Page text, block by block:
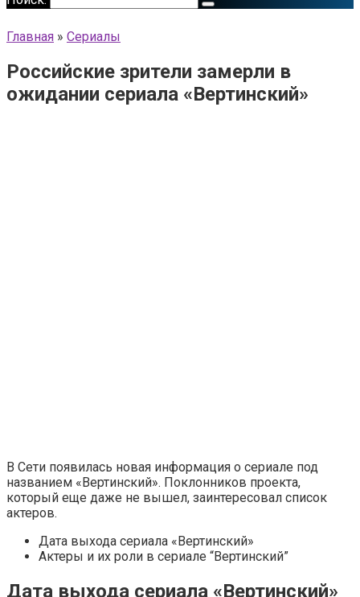
Главная » Сериалы
Российские зрители замерли в
ожидании сериала «Вертинский»
В Сети появилась новая информация о сериале под
названием «Вертинский». Поклонников проекта,
который еще даже не вышел, заинтересовал список
актеров.
Дата выхода сериала «Вертинский»
Актеры и их роли в сериале “Вертинский”
Дата выхода сериала «Вертинский»